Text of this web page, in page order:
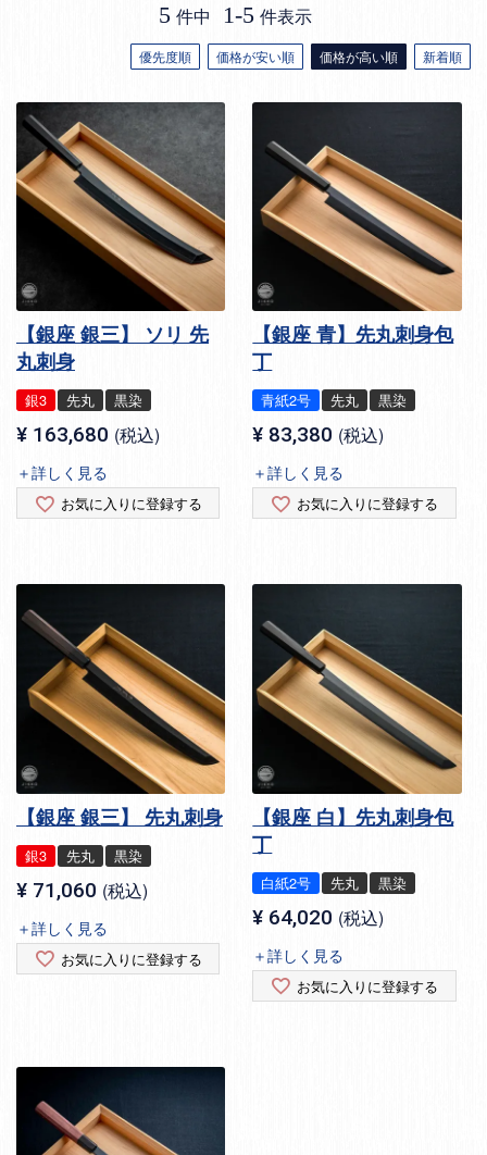
優先度順 価格が安い順 価格が高い順 新着順
5 件中 1-5 件表示
【銀座 銀三】 ソリ 先
丸刺身
銀3 先丸 黒染
¥ 163,680 税込
＋詳しく見る
お気に入りに登録する
【銀座 青】先丸刺身包
丁
青紙2号 先丸 黒染
¥ 83,380 税込
＋詳しく見る
お気に入りに登録する
【銀座 銀三】 先丸刺身
銀3 先丸 黒染
¥ 71,060 税込
＋詳しく見る
お気に入りに登録する
【銀座 白】先丸刺身包
丁
白紙2号 先丸 黒染
¥ 64,020 税込
＋詳しく見る
お気に入りに登録する